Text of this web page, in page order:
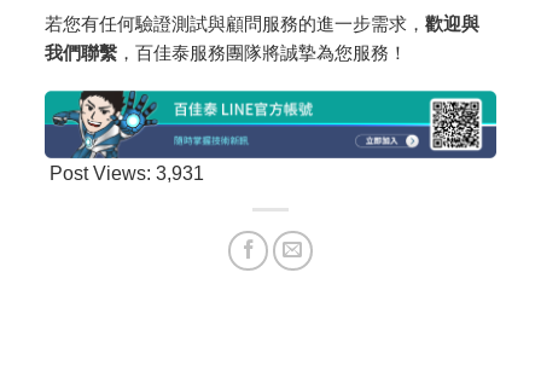
若您有任何驗證測試與顧問服務的進一步需求，歡迎與
我們聯繫 ，百佳泰服務團隊將誠摯為您服務！
Post Views:3,931